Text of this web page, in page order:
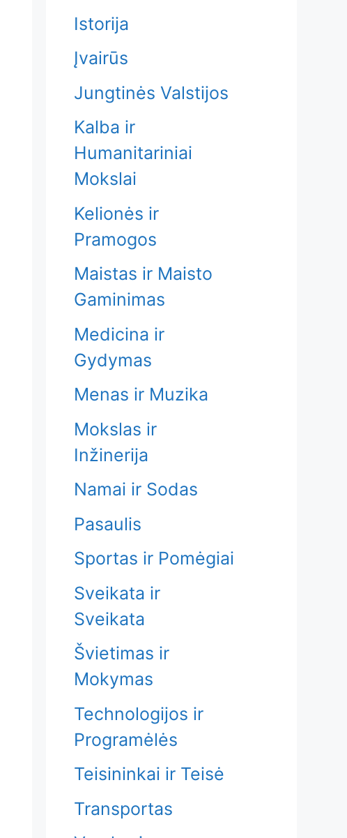
Istorija
Įvairūs
Jungtinės Valstijos
Kalba ir
Humanitariniai
Mokslai
Kelionės ir
Pramogos
Maistas ir Maisto
Gaminimas
Medicina ir
Gydymas
Menas ir Muzika
Mokslas ir
Inžinerija
Namai ir Sodas
Pasaulis
Sportas ir Pomėgiai
Sveikata ir
Sveikata
Švietimas ir
Mokymas
Technologijos ir
Programėlės
Teisininkai ir Teisė
Transportas